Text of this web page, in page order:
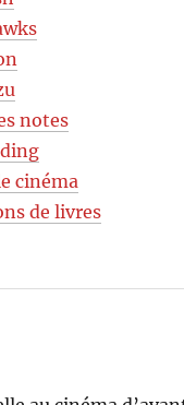
notes
cinéma
de livres